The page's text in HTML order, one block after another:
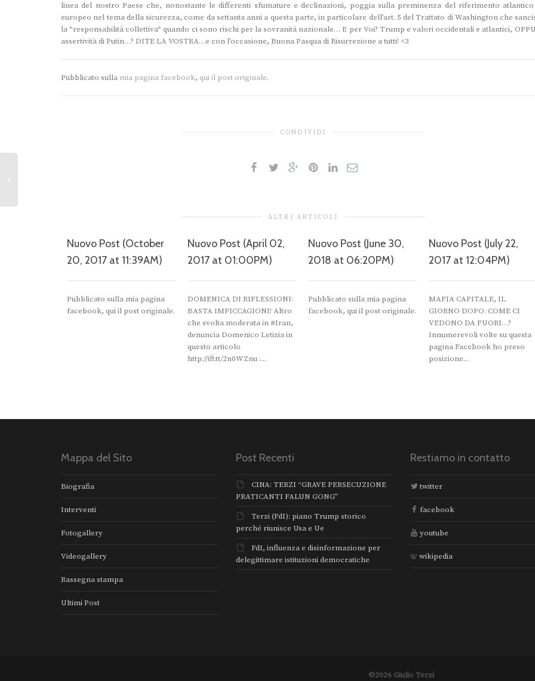
linea del nostro Paese che, nonostante le differenti sfumature e declinazioni, poggia sulla preminenza del riferimento
europeo nel tema della sicurezza, come da settanta anni a questa parte, in particolare dell’art. 5 del Trattato di Washington che
la *responsabilità collettiva* quando ci sono rischi per la sovranità nazionale… E per Voi? Trump e valori occidentali e atlantici,
assertività di Putin…? DITE LA VOSTRA…e con l’occasione, Buona Pasqua di Risurrezione a tutti! <3
Pubblicato sulla mia pagina facebook, qui il post originale.
CONDIVIDI
ALTRI ARTICOLI
Nuovo Post (October
20, 2017 at 11:39AM)
Pubblicato sulla mia pagina
facebook, qui il post originale.
Nuovo Post (April 02,
2017 at 01:00PM)
DOMENICA DI RIFLESSIONI:
BASTA IMPICCAGIONI! Altro
che svolta moderata in #Iran,
denuncia Domenico Letizia in
questo articolo
http://ift.tt/2n0WZnu :...
Nuovo Post (June 30,
2018 at 06:20PM)
Pubblicato sulla mia pagina
facebook, qui il post originale.
Nuovo Post (July 22,
2017 at 12:04PM)
MAFIA CAPITALE, IL
GIORNO DOPO: COME CI
VEDONO DA FUORI…?
Innumerevoli volte su questa
pagina Facebook ho preso
posizione...
Mappa del Sito
Biografia
Interventi
Fotogallery
Videogallery
Rassegna stampa
Ultimi Post
Post Recenti
CINA: TERZI “GRAVE PERSECUZIONE
PRATICANTI FALUN GONG”
Terzi (FdI): piano Trump storico
perché riunisce Usa e Ue
FdI, influenza e disinformazione per
delegittimare istituzioni democratiche
Restiamo in contatto
twitter
facebook
youtube
wikipedia
©2026 Giulio Terzi